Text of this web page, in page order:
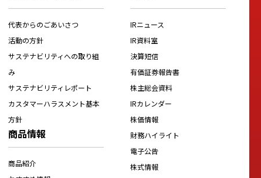
代表からのごあいさつ
活動の方針
サステナビリティへの取り組
み
サステナビリティレポート
カスタマーハラスメント基本
方針
商品情報
商品紹介
IRニュース
IR資料室
決算短信
有価証券報告書
株主総会資料
IRカレンダー
株価情報
財務ハイライト
電子公告
株式情報